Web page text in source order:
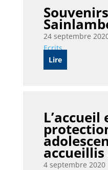
Souvenirs
24 septembre
Ecrits
Lire
L’accueil
4 septembre 2020